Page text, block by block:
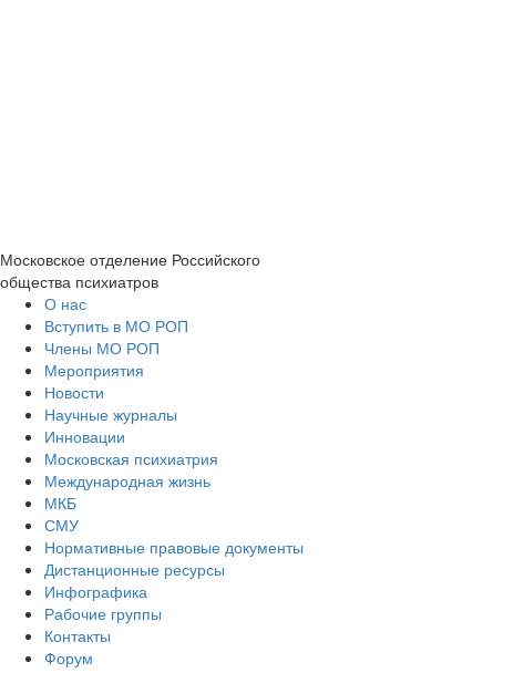
Московское отделение Российского
общества психиатров
О нас
Вступить в МО РОП
Члены МО РОП
Мероприятия
Новости
Научные журналы
Инновации
Московская психиатрия
Международная жизнь
МКБ
СМУ
Нормативные правовые документы
Дистанционные ресурсы
Инфографика
Рабочие группы
Контакты
Форум